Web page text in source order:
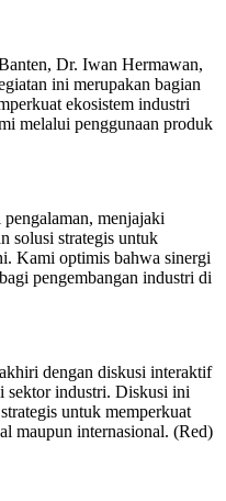
Dr. Iwan Hermawan,
ini merupakan bagian
ekosistem industri
melalui penggunaan produk
menjajaki
solusi strategis untuk
Kami optimis bahwa sinergi
pengembangan industri di
dengan diskusi interaktif
sektor industri. Diskusi ini
untuk memperkuat
maupun internasional. (Red)